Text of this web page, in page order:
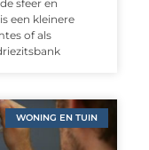
sfeer en
een kleinere
of als
WONING EN TUIN